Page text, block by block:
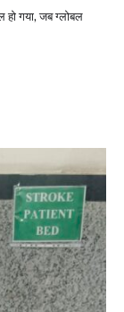
गया, जब ग्लोबल